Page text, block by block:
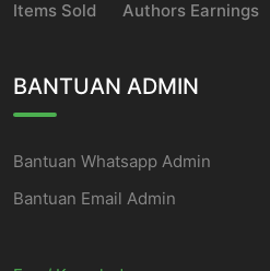
Items Sold
Authors Earnings
BANTUAN ADMIN
Bantuan Whatsapp Admin
Bantuan Email Admin